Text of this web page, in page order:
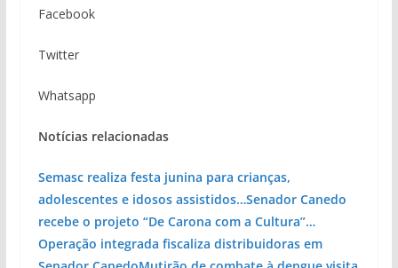
Facebook
Twitter
Whatsapp
Notícias relacionadas
Semasc realiza festa junina para crianças,
adolescentes e idosos assistidos…Senador Canedo
recebe o projeto “De Carona com a Cultura”…
Operação integrada fiscaliza distribuidoras em